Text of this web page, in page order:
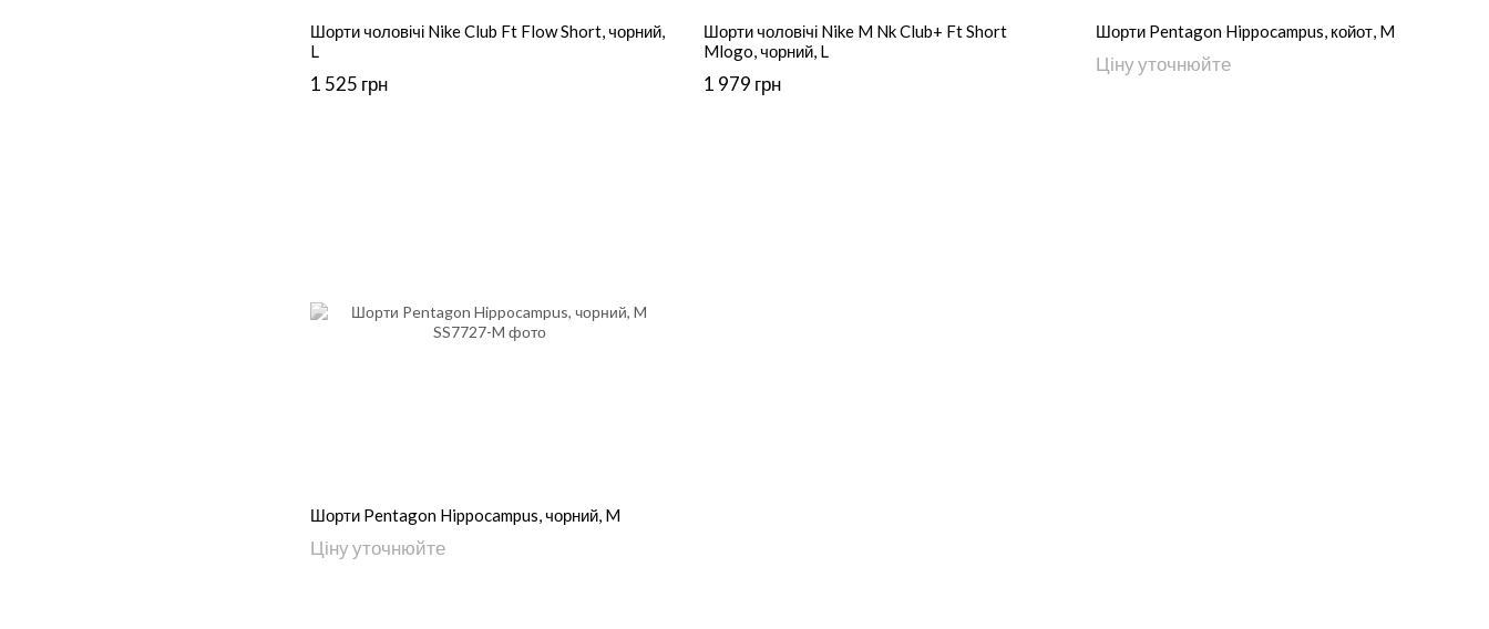
Шорти чоловічі Nike Club Ft Flow Short, чорний,
L
1 525 грн
Шорти чоловічі Nike M Nk Club+ Ft Short
Mlogo, чорний, L
1 979 грн
Шорти Pentagon Hippocampus, койот, M
Ціну уточнюйте
Шорти Pentagon Hippocampus, чорний, M
Ціну уточнюйте